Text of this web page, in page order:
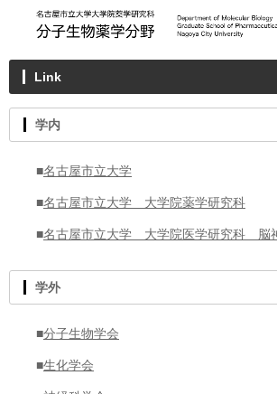
Link
学内
■名古屋市立大学
■名古屋市立大学 大学院薬学研究科
■名古屋市立大学 大学院医学研究科 脳
学外
■分子生物学会
■生化学会